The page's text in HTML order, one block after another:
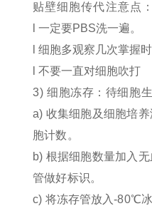
贴壁细胞传代注意点：
l 一定要PBS洗一遍。
l 细胞多观察几次掌握
l 不要一直对细胞吹打
3) 细胞冻存：待细胞
a) 收集细胞及细胞培
胞计数。
b) 根据细胞数量加入
管做好标识。
c) 将冻存管放入-80℃